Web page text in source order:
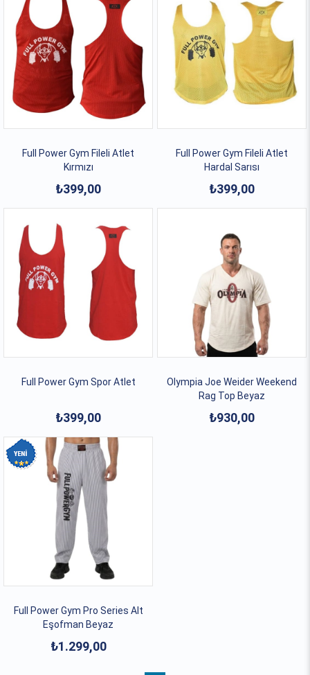
Full Power Gym Fileli Atlet
Kırmızı
₺399,00
Full Power Gym Fileli Atlet
Hardal Sarısı
₺399,00
Full Power Gym Spor Atlet
₺399,00
Olympia Joe Weider Weekend
Rag Top Beyaz
₺930,00
Full Power Gym Pro Series Alt
Eşofman Beyaz
₺1.299,00